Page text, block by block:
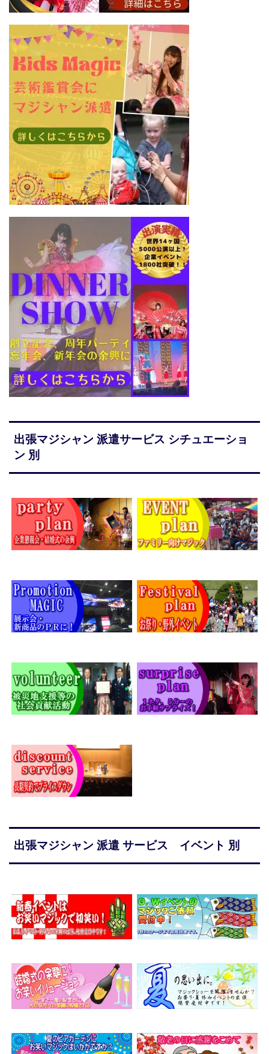
出張マジシャン 派遣サービス シチュエーショ
ン 別
出張マジシャン 派遣 サービス イベント 別